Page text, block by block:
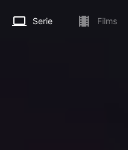
Serie Films